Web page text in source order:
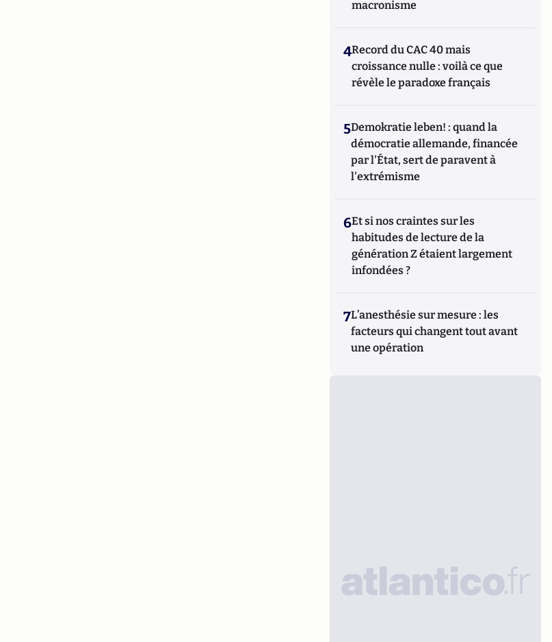
macronisme
4Record du CAC 40 mais
croissance nulle : voilà ce que
révèle le paradoxe français
5Demokratie leben! : quand la
démocratie allemande, financée
par l'État, sert de paravent à
l'extrémisme
6Et si nos craintes sur les
habitudes de lecture de la
génération Z étaient largement
infondées ?
7L’anesthésie sur mesure : les
facteurs qui changent tout avant
une opération